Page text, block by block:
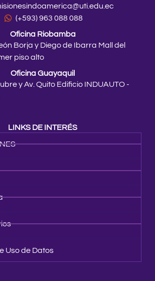
LINKS DE INTERÉS
Uso de Datos
(+593) 963 088 088
Oficina Riobamba
Borja y Diego de Ibarra Mall del
piso alto
Oficina Guayaquil
y Av. Quito Edificio INDUAUTO -